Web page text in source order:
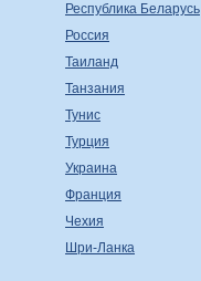
Республика Беларусь
Россия
Таиланд
Танзания
Тунис
Турция
Украина
Франция
Чехия
Шри-Ланка